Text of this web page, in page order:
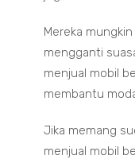
Mereka
mengganti
menjual mobil
membantu
Jika memang
menjual mobil